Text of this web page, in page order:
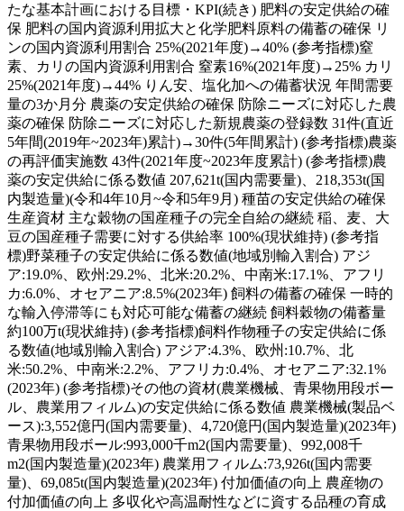
たな基本計画における目標・KPI(続き) 肥料の安定供給の確
保 肥料の国内資源利用拡大と化学肥料原料の備蓄の確保 リ
ンの国内資源利用割合 25%(2021年度)→40% (参考指標)窒
素、カリの国内資源利用割合 窒素16%(2021年度)→25% カリ
25%(2021年度)→44% りん安、塩化加への備蓄状況 年間需要
量の3か月分 農薬の安定供給の確保 防除ニーズに対応した農
薬の確保 防除ニーズに対応した新規農薬の登録数 31件(直近
5年間(2019年~2023年)累計)→30件(5年間累計) (参考指標)農薬
の再評価実施数 43件(2021年度~2023年度累計) (参考指標)農
薬の安定供給に係る数値 207,621t(国内需要量)、218,353t(国
内製造量)(令和4年10月~令和5年9月) 種苗の安定供給の確保
生産資材 主な穀物の国産種子の完全自給の継続 稲、麦、大
豆の国産種子需要に対する供給率 100%(現状維持) (参考指
標)野菜種子の安定供給に係る数値(地域別輸入割合) アジ
ア:19.0%、欧州:29.2%、北米:20.2%、中南米:17.1%、アフリ
カ:6.0%、オセアニア:8.5%(2023年) 飼料の備蓄の確保 一時的
な輸入停滞等にも対応可能な備蓄の継続 飼料穀物の備蓄量
約100万t(現状維持) (参考指標)飼料作物種子の安定供給に係
る数値(地域別輸入割合) アジア:4.3%、欧州:10.7%、北
米:50.2%、中南米:2.2%、アフリカ:0.4%、オセアニア:32.1%
(2023年) (参考指標)その他の資材(農業機械、青果物用段ボー
ル、農業用フィルム)の安定供給に係る数値 農業機械(製品ベ
ース):3,552億円(国内需要量)、4,720億円(国内製造量)(2023年)
青果物用段ボール:993,000千m2(国内需要量)、992,008千
m2(国内製造量)(2023年) 農業用フィルム:73,926t(国内需要
量)、69,085t(国内製造量)(2023年) 付加価値の向上 農産物の
付加価値の向上 多収化や高温耐性などに資する品種の育成